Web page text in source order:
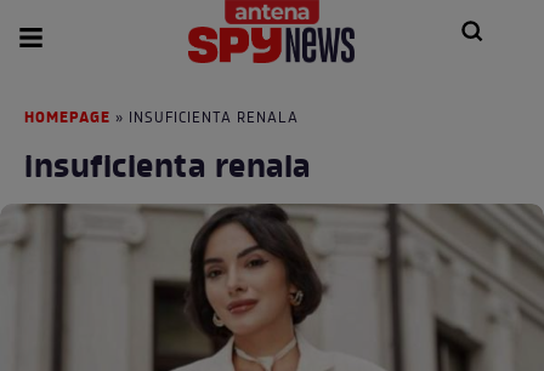
HOMEPAGE » INSUFICIENTA RENALA
insuficienta renala